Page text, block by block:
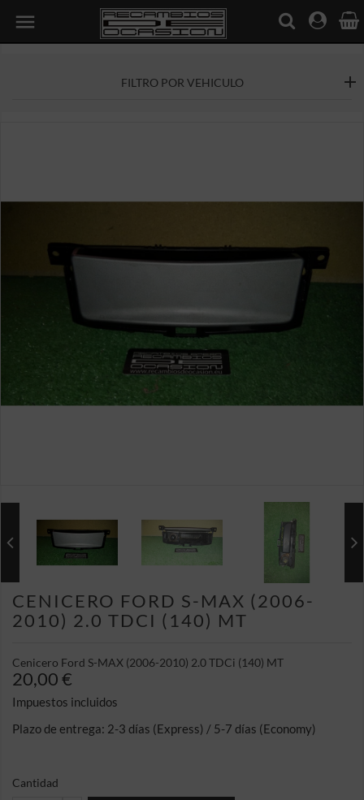

FILTRO POR VEHICULO
CENICERO FORD S-MAX (2006-
2010) 2.0 TDCI (140) MT
Cenicero Ford S-MAX (2006-2010) 2.0 TDCi (140) MT
20,00 €
Impuestos incluidos
Plazo de entrega: 2-3 días (Express) / 5-7 días (Economy)
Cantidad